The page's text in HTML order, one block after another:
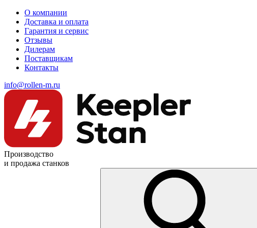
О компании
Доставка и оплата
Гарантия и сервис
Отзывы
Дилерам
Поставщикам
Контакты
info@rollen-m.ru
Производство
и продажа станков